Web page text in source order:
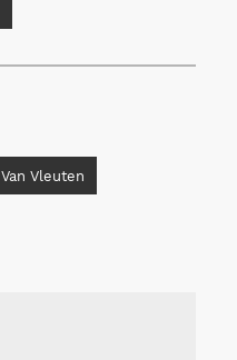
Van Vleuten